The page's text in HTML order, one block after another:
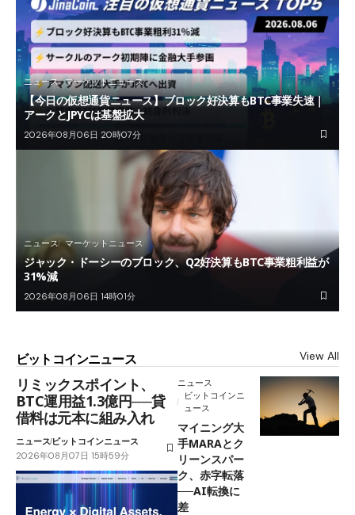
ニュース マーケットニュース
【今日の仮想通貨ニュース】ブロック好決算もBTC事業失速｜
アークとJPYCは基盤拡大
2026年08月06日 20時07分
ニュース マーケットニュース
ジャック・ドーシーのブロック、Q2好決算もBTC事業粗利益が
31%減
2026年08月06日 14時01分
ビットコインニュース View All
リミックスポイント、
BTC運用益1.3億円──貸
借料は元本に組み入れ
ニュースビットコインニュース
2026年08月07日 15時59分
ニュース
ビットコインニ
ュース
マイニング大
手MARAとク
リーンスパー
ク、赤字転落
──AI転換に
差